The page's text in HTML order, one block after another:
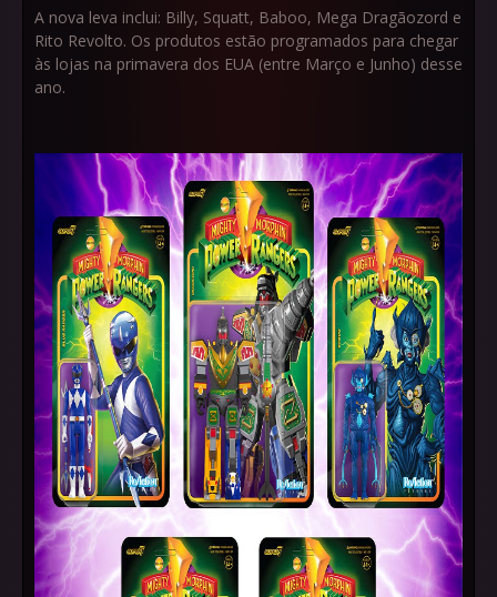
A nova leva inclui: Billy, Squatt, Baboo, Mega Dragãozord e
Rito Revolto. Os produtos estão programados para chegar
às lojas na primavera dos EUA (entre Março e Junho) desse
ano.